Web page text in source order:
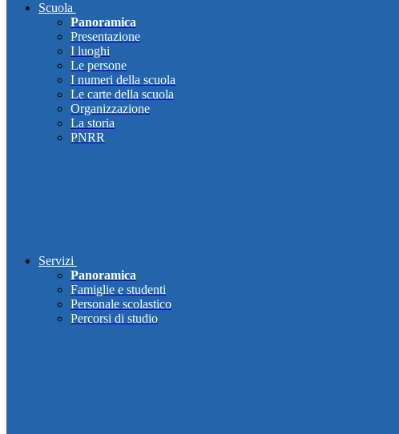
Scuola
Panoramica
Presentazione
I luoghi
Le persone
I numeri della scuola
Le carte della scuola
Organizzazione
La storia
PNRR
Servizi
Panoramica
Famiglie e studenti
Personale scolastico
Percorsi di studio